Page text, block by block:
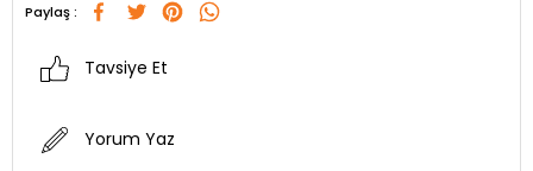
Paylaş :
Tavsiye Et
Yorum Yaz